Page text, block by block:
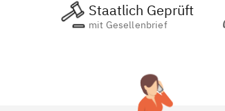
Staatlich Geprüft
mit Gesellenbrief